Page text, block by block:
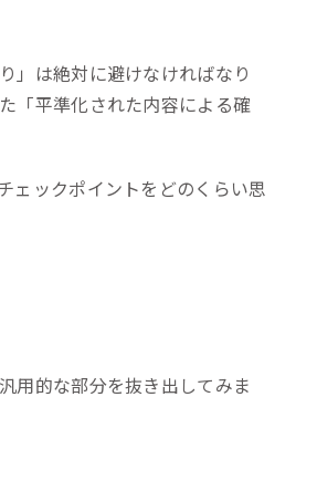
」は絶対に避けなければなり
「平準化された内容による確
ェックポイントをどのくらい思
用的な部分を抜き出してみま